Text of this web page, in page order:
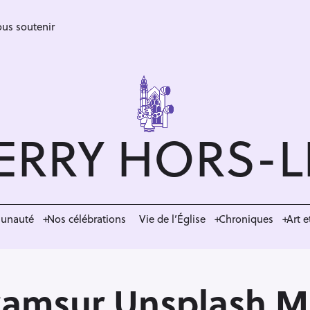
soutenir
HORS-
Nos célébrations Vie de l’Église Chroniques Art